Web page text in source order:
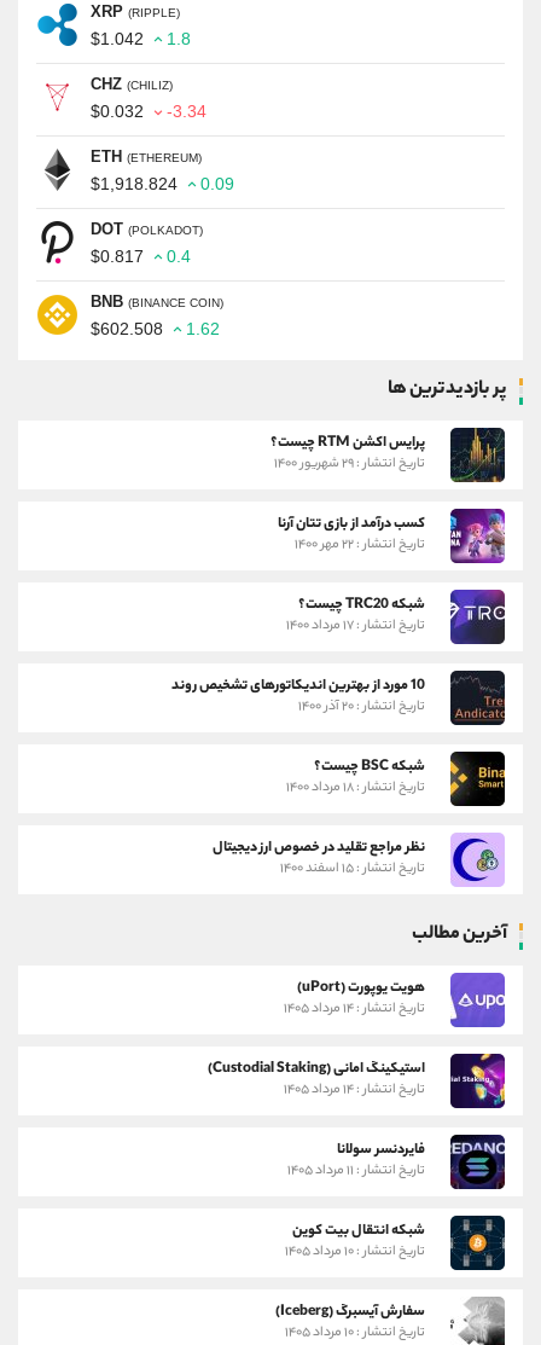
XRP (RIPPLE)
$1.042 1.8
CHZ (CHILIZ)
$0.032 -3.34
ETH (ETHEREUM)
$1,918.824 0.09
DOT (POLKADOT)
$0.817 0.4
BNB (BINANCE COIN)
$602.508 1.62
پر بازدیدترین ها
پرایس اکشن RTM چیست؟
تاریخ انتشار : ۲۹ شهریور ۱۴۰۰
کسب درآمد از بازی تتان آرنا
تاریخ انتشار : ۲۲ مهر ۱۴۰۰
شبکه TRC20 چیست؟
تاریخ انتشار : ۱۷ مرداد ۱۴۰۰
10 مورد از بهترین اندیکاتورهای تشخیص روند
تاریخ انتشار : ۲۰ آذر ۱۴۰۰
شبکه BSC چیست؟
تاریخ انتشار : ۱۸ مرداد ۱۴۰۰
نظر مراجع تقلید در خصوص ارز دیجیتال
تاریخ انتشار : ۱۵ اسفند ۱۴۰۰
آخرین مطالب
هویت یوپورت (uPort)
تاریخ انتشار : ۱۴ مرداد ۱۴۰۵
استیکینگ امانی (Custodial Staking)
تاریخ انتشار : ۱۴ مرداد ۱۴۰۵
فایردنسر سولانا
تاریخ انتشار : ۱۱ مرداد ۱۴۰۵
شبکه انتقال بیت کوین
تاریخ انتشار : ۱۰ مرداد ۱۴۰۵
سفارش آیسبرگ (Iceberg)
تاریخ انتشار : ۱۰ مرداد ۱۴۰۵